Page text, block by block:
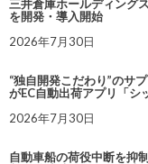
三井倉庫ホールディング
を開発・導入開始
2026年7月30日
“独自開発こだわり”のサ
がEC自動出荷アプリ「シ
2026年7月30日
自動車船の荷役中断を抑